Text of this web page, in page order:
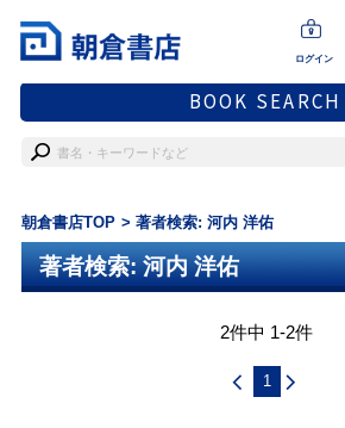
ログイン
BOOK SEARCH
朝倉書店TOP 著者検索: 河内 洋佑
著者検索: 河内 洋佑
2件中 1-2件
1